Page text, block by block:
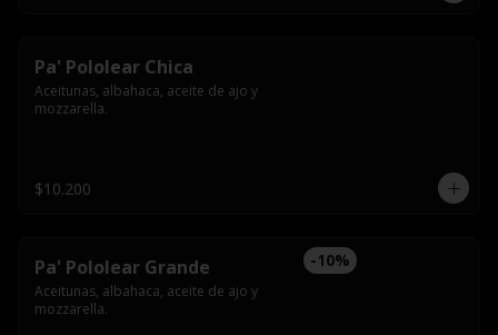
Pa' Pololear Chica
Aceitunas, albahaca, aceite de ajo y
mozzarella.
$10.200
-10%
Pa' Pololear Grande
Aceitunas, albahaca, aceite de ajo y
mozzarella.